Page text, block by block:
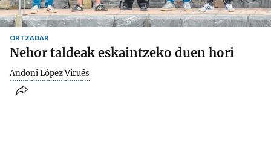
ORTZADAR
Nehor taldeak eskaintzeko duen hori
Andoni López Virués